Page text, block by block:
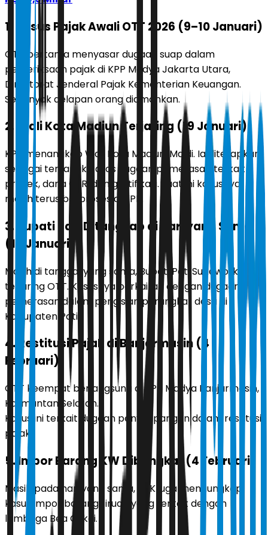
1. Kasus Pajak Awali OTT 2026 (9–10 Januari)
OTT pertama menyasar dugaan suap dalam
pemeriksaan pajak di KPP Madya Jakarta Utara,
Direktorat Jenderal Pajak Kementerian Keuangan.
Sebanyak delapan orang diamankan.
2. Wali Kota Madiun Terjaring (19 Januari)
KPK menangkap Wali Kota Madiun, Maidi. Ia ditetapkan
sebagai tersangka atas dugaan pemerasan terkait
proyek, dana CSR, dan gratifikasi. saat ini kasusnya
masih terus berproses di KPK.
3. Bupati Pati Ditangkap di Hari yang Sama
(19 Januari)
Masih di tanggal yang sama, Bupati Pati Sudewo ikut
terjaring OTT. Kasusnya berkaitan dengan dugaan
pemerasan dalam pengisian perangkat desa di
Kabupaten Pati.
4. Restitusi Pajak di Banjarmasin (4
Februari)
OTT keempat berlangsung di KPP Madya Banjarmasin,
Kalimantan Selatan.
Kasus ini terkait dugaan penyimpangan dalam restitusi
pajak.
5. Impor Barang KW Dibongkar (4 Februari)
Masih pada hari yang sama, KPK juga mengungkap
kasus impor barang tiruan yang terkait dengan
lembaga Bea Cukai.